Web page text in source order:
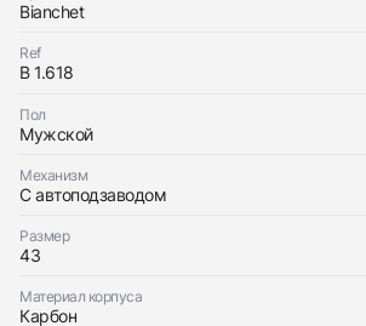
Bianchet
Ref
В 1.618
Пол
Мужской
Механизм
С автоподзаводом
Размер
43
Материал корпуса
Карбон